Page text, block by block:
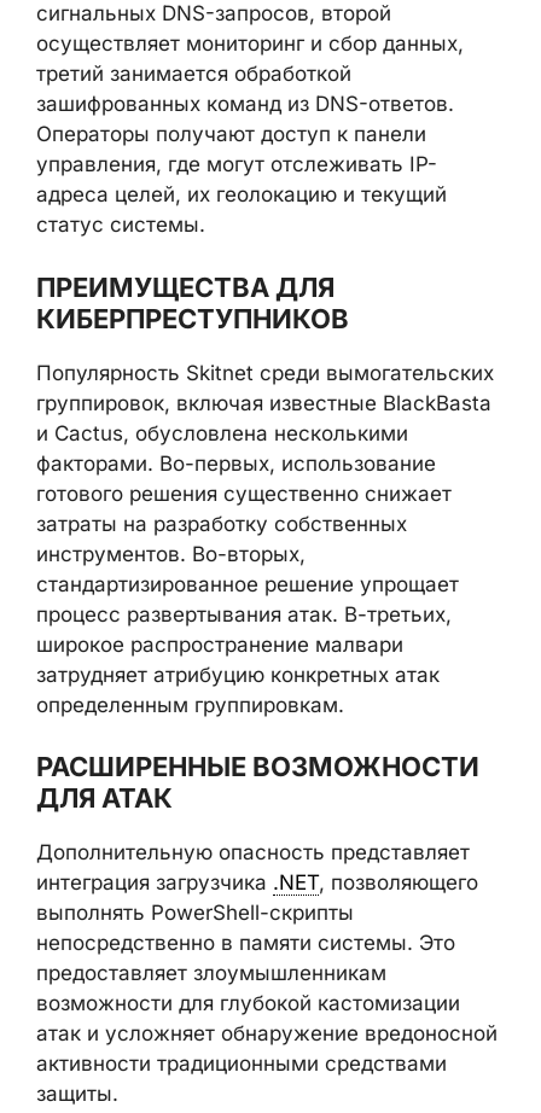
сигнальных DNS-запросов, второй
осуществляет мониторинг и сбор данных,
третий занимается обработкой
зашифрованных команд из DNS-ответов.
Операторы получают доступ к панели
управления, где могут отслеживать IP-
адреса целей, их геолокацию и текущий
статус системы.
ПРЕИМУЩЕСТВА ДЛЯ
КИБЕРПРЕСТУПНИКОВ
Популярность Skitnet среди вымогательских
группировок, включая известные BlackBasta
и Cactus, обусловлена несколькими
факторами. Во-первых, использование
готового решения существенно снижает
затраты на разработку собственных
инструментов. Во-вторых,
стандартизированное решение упрощает
процесс развертывания атак. В-третьих,
широкое распространение малвари
затрудняет атрибуцию конкретных атак
определенным группировкам.
РАСШИРЕННЫЕ ВОЗМОЖНОСТИ
ДЛЯ АТАК
Дополнительную опасность представляет
интеграция загрузчика .NET, позволяющего
выполнять PowerShell-скрипты
непосредственно в памяти системы. Это
предоставляет злоумышленникам
возможности для глубокой кастомизации
атак и усложняет обнаружение вредоносной
активности традиционными средствами
защиты.